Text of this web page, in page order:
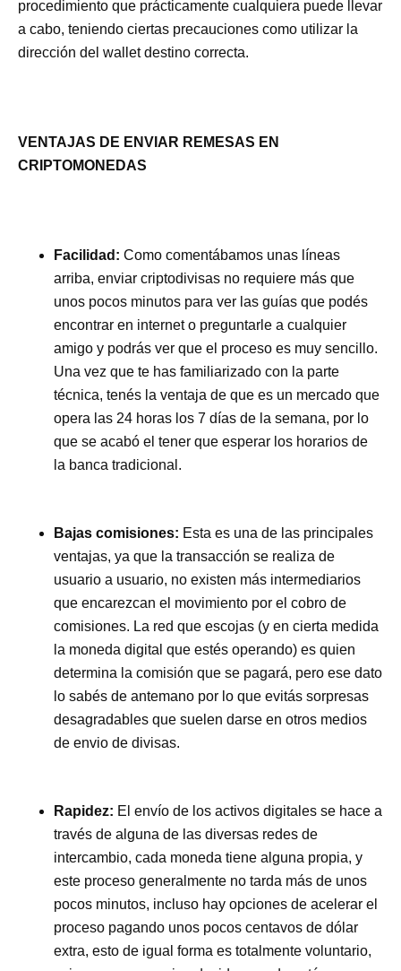
procedimiento que prácticamente cualquiera puede llevar
a cabo, teniendo ciertas precauciones como utilizar la
dirección del wallet destino correcta.
VENTAJAS DE ENVIAR REMESAS EN
CRIPTOMONEDAS
Facilidad : Como comentábamos unas líneas
arriba, enviar criptodivisas no requiere más que
unos pocos minutos para ver las guías que podés
encontrar en internet o preguntarle a cualquier
amigo y podrás ver que el proceso es muy sencillo.
Una vez que te has familiarizado con la parte
técnica, tenés la ventaja de que es un mercado que
opera las 24 horas los 7 días de la semana, por lo
que se acabó el tener que esperar los horarios de
la banca tradicional.
Bajas comisiones: Esta es una de las principales
ventajas, ya que la transacción se realiza de
usuario a usuario, no existen más intermediarios
que encarezcan el movimiento por el cobro de
comisiones. La red que escojas (y en cierta medida
la moneda digital que estés operando) es quien
determina la comisión que se pagará, pero ese dato
lo sabés de antemano por lo que evitás sorpresas
desagradables que suelen darse en otros medios
de envio de divisas.
Rapidez: El envío de los activos digitales se hace a
través de alguna de las diversas redes de
intercambio, cada moneda tiene alguna propia, y
este proceso generalmente no tarda más de unos
pocos minutos, incluso hay opciones de acelerar el
proceso pagando unos pocos centavos de dólar
extra, esto de igual forma es totalmente voluntario,